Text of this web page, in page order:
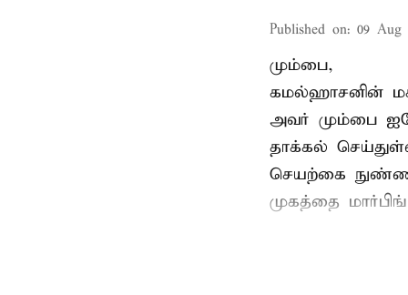
Published on: 09 Aug
மும்பை,
கமல்ஹாசனின்
அவர் மும்பை
தாக்கல் செய்துள்ள
செயற்கை
முகத்தை